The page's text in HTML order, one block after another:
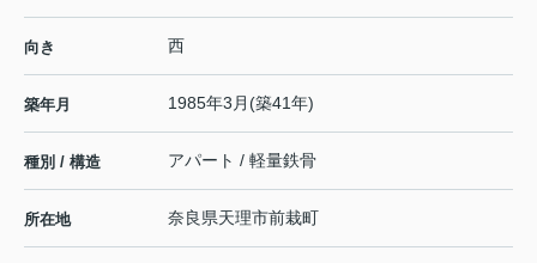
向き 西
築年月 1985年3月(築41年)
種別 / 構造 アパート / 軽量鉄骨
所在地 奈良県天理市前栽町